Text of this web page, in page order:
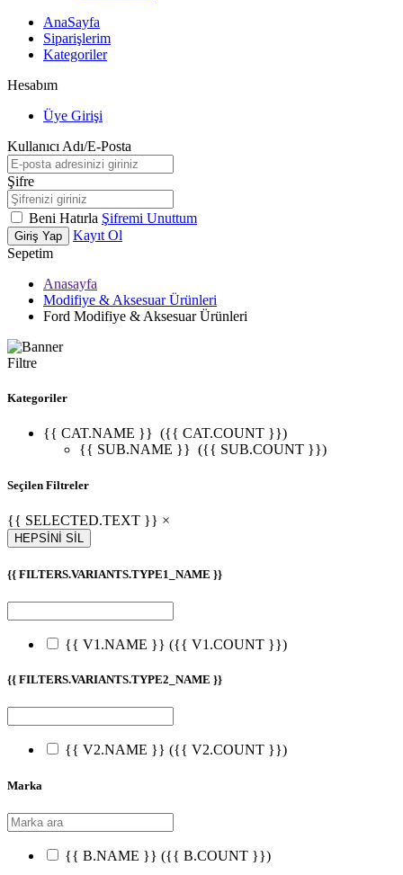
AnaSayfa
Siparişlerim
Kategoriler
Hesabım
Üye Girişi
Kullanıcı Adı/E-Posta
Şifre
Beni Hatırla Şifremi Unuttum
Giriş Yap
Kayıt Ol
Sepetim
Anasayfa
Modifiye & Aksesuar Ürünleri
Ford Modifiye & Aksesuar Ürünleri
Filtre
Kategoriler
{{ CAT.NAME }} ({{ CAT.COUNT }})
{{ SUB.NAME }} ({{ SUB.COUNT }})
Seçilen Filtreler
{{ SELECTED.TEXT }} ×
HEPSİNİ SİL
{{ FILTERS.VARIANTS.TYPE1_NAME }}
{{ V1.NAME }} ({{ V1.COUNT }})
{{ FILTERS.VARIANTS.TYPE2_NAME }}
{{ V2.NAME }} ({{ V2.COUNT }})
Marka
{{ B.NAME }} ({{ B.COUNT }})